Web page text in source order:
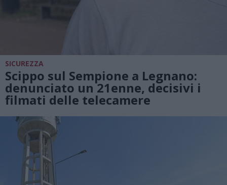
SICUREZZA
Scippo sul Sempione a Legnano:
denunciato un 21enne, decisivi i
filmati delle telecamere